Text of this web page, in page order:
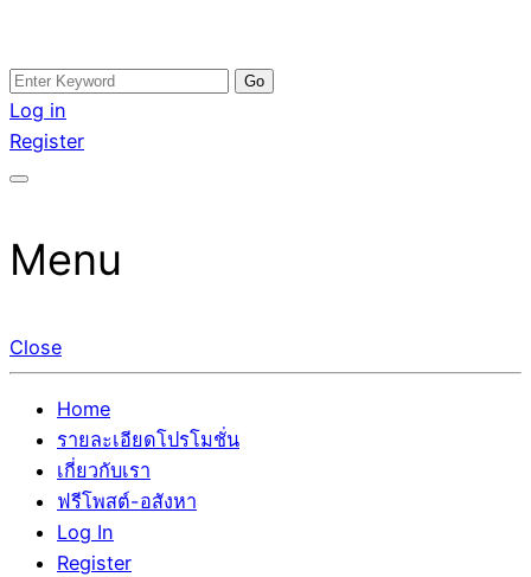
Skip
to
content
อสังหาโพสต์ รีวิวเยอะ รับจ้างโพสต์ขายบ้าน รับจ้างโพสต์อสัง
หา แตกต่างอย่างตั้งใจ รับรองผล อันดับ1 การโพสต์ขายอสังหา
กับทีมงานบริษัท บ้าน ที่ดิน คอนโด ติดGoogleหน้าแรกได้จริงๆ
รับจ้างโพสอสังหา ขายบ้าน อสังหาโพสต์ เชื่อถือได้จริง รับ
โพสต์ ที่ดิน กับทีมงานบริษัท ถูกและดีที่สุด ไม่มีค่านายหน้า
ขายได้จริงๆ ช่วยสร้างโอกาสในการขายได้มากกว่า ที่เดียว ที่
Search
for:
Log in
Register
Menu
Close
Home
รายละเอียดโปรโมชั่น
เกี่ยวกับเรา
ฟรีโพสต์-อสังหา
Log In
Register